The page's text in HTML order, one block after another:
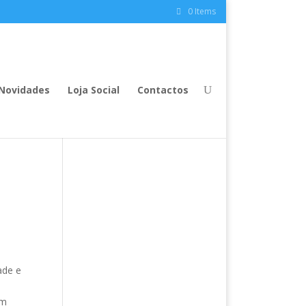
0 Items
Loja Social Contactos
e